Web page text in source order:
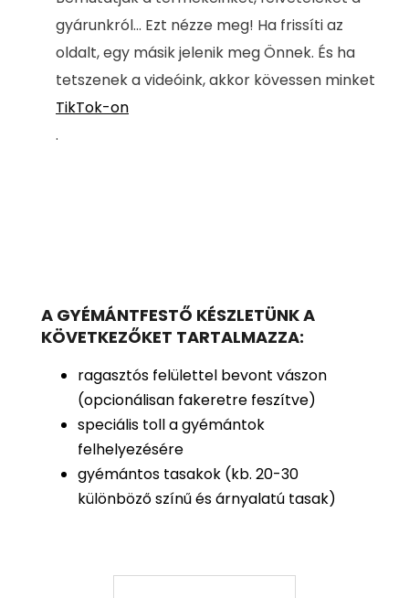
gyárunkról... Ezt nézze meg! Ha frissíti az
oldalt, egy másik jelenik meg Önnek. És ha
tetszenek a videóink, akkor kövessen minket
TikTok-on
.
A GYÉMÁNTFESTŐ KÉSZLETÜNK A
KÖVETKEZŐKET TARTALMAZZA:
ragasztós felülettel bevont vászon
(opcionálisan fakeretre feszítve)
speciális toll a gyémántok
felhelyezésére
gyémántos tasakok (kb. 20-30
különböző színű és árnyalatú tasak)